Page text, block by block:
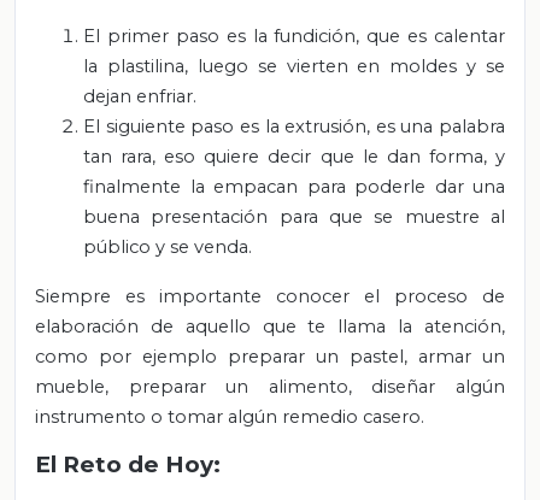
El primer paso es la fundición, que es calentar
la plastilina, luego se vierten en moldes y se
dejan enfriar.
El siguiente paso es la extrusión, es una palabra
tan rara, eso quiere decir que le dan forma, y
finalmente la empacan para poderle dar una
buena presentación para que se muestre al
público y se venda.
Siempre es importante conocer el proceso de
elaboración de aquello que te llama la atención,
como por ejemplo preparar un pastel, armar un
mueble, preparar un alimento, diseñar algún
instrumento o tomar algún remedio casero.
El Reto de Hoy: